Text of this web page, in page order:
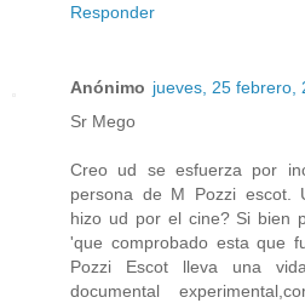
Responder
Anónimo jueves, 25 febrero,
Sr Mego
Creo ud se esfuerza por
persona de M Pozzi escot.
hizo ud por el cine? Si bien
'que comprobado esta que
Pozzi Escot lleva una
documental